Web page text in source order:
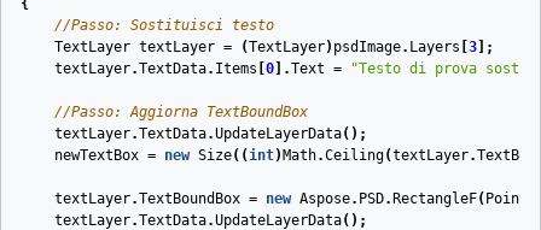
{
//Passo: Sostituisci testo
TextLayer textLayer = (TextLayer) psdImage. Layers 3 ];
textLayer.TextData. Items 0 ].Text = "Testo di prova
//Passo: Aggiorna TextBoundBox
textLayer.TextData.UpdateLayerData();
newTextBox = new Size((int) Math.Ceiling(textLayer.
textLayer.TextBoundBox = new Aspose. PSD. RectangleF( PointF
textLayer.TextData.UpdateLayerData();